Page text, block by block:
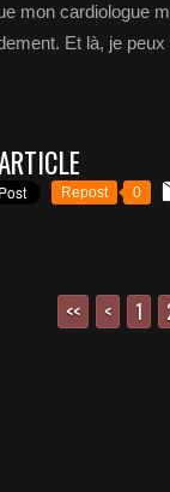
mon cardiologue
Et là, je
Repost 0
<< < 1